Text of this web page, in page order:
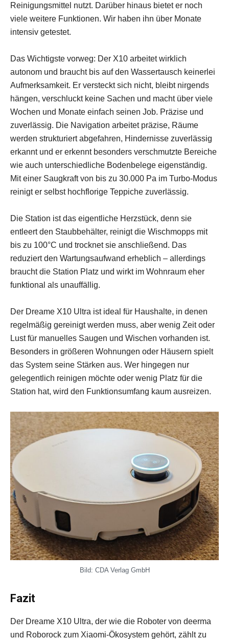
Reinigungsmittel nutzt. Darüber hinaus bietet er noch
viele weitere Funktionen. Wir haben ihn über Monate
intensiv getestet.
Das Wichtigste vorweg: Der X10 arbeitet wirklich
autonom und braucht bis auf den Wassertausch keinerlei
Aufmerksamkeit. Er versteckt sich nicht, bleibt nirgends
hängen, verschluckt keine Sachen und macht über viele
Wochen und Monate einfach seinen Job. Präzise und
zuverlässig. Die Navigation arbeitet präzise, Räume
werden strukturiert abgefahren, Hindernisse zuverlässig
erkannt und er erkennt besonders verschmutzte Bereiche
wie auch unterschiedliche Bodenbelege eigenständig.
Mit einer Saugkraft von bis zu 30.000 Pa im Turbo-Modus
reinigt er selbst hochflorige Teppiche zuverlässig.
Die Station ist das eigentliche Herzstück, denn sie
entleert den Staubbehälter, reinigt die Wischmopps mit
bis zu 100°C und trocknet sie anschließend. Das
reduziert den Wartungsaufwand erheblich – allerdings
braucht die Station Platz und wirkt im Wohnraum eher
funktional als unauffällig.
Der Dreame X10 Ultra ist ideal für Haushalte, in denen
regelmäßig gereinigt werden muss, aber wenig Zeit oder
Lust für manuelles Saugen und Wischen vorhanden ist.
Besonders in größeren Wohnungen oder Häusern spielt
das System seine Stärken aus. Wer hingegen nur
gelegentlich reinigen möchte oder wenig Platz für die
Station hat, wird den Funktionsumfang kaum ausreizen.
Bild: CDA Verlag GmbH
Fazit
Der Dreame X10 Ultra, der wie die Roboter von deerma
und Roborock zum Xiaomi-Ökosystem gehört, zählt zu